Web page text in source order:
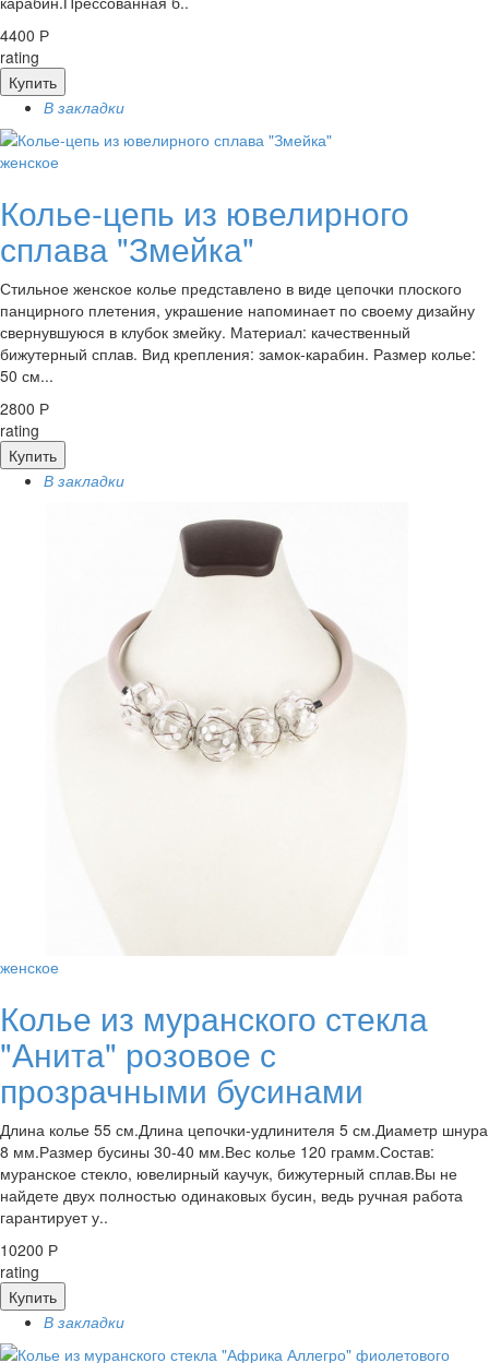
4400 Р
rating
Купить
В закладки
женское
Колье-цепь из ювелирного
сплава "Змейка"
Стильное женское колье представлено в виде цепочки плоского
панцирного плетения, украшение напоминает по своему дизайну
свернувшуюся в клубок змейку. Материал: качественный
бижутерный сплав. Вид крепления: замок-карабин. Размер колье:
50 см...
2800 Р
rating
Купить
В закладки
женское
Колье из муранского стекла
"Анита" розовое с
прозрачными бусинами
Длина колье 55 см.Длина цепочки-удлинителя 5 см.Диаметр шнура
8 мм.Размер бусины 30-40 мм.Вес колье 120 грамм.Состав:
муранское стекло, ювелирный каучук, бижутерный сплав.Вы не
найдете двух полностью одинаковых бусин, ведь ручная работа
гарантирует у..
10200 Р
rating
Купить
В закладки